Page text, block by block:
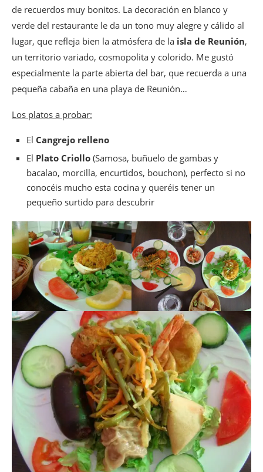
de recuerdos muy bonitos. La decoración en blanco y
verde del restaurante le da un tono muy alegre y cálido al
lugar, que refleja bien la atmósfera de la isla de Reunión,
un territorio variado, cosmopolita y colorido. Me gustó
especialmente la parte abierta del bar, que recuerda a una
pequeña cabaña en una playa de Reunión…
Los platos a probar:
El Cangrejo relleno
El Plato Criollo (Samosa, buñuelo de gambas y
bacalao, morcilla, encurtidos, bouchon), perfecto si no
conocéis mucho esta cocina y queréis tener un
pequeño surtido para descubrir